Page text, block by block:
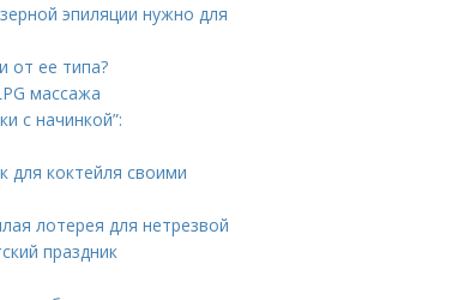
эпиляции нужно для
от ее типа?
массажа
с начинкой”:
для коктейля своими
лотерея для нетрезвой
праздник